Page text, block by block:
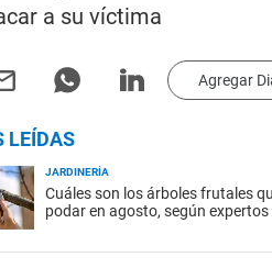
a su víctima
Agregar
LEÍDAS
JARDINERÍA
Cuáles son los árboles frutales
podar en agosto, según expertos